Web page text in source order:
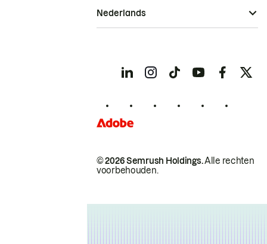
© 2026 Semrush Holdings.Alle rechten
voorbehouden.
Nederlands